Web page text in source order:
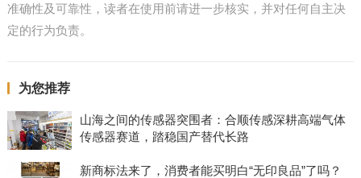
准确性及可靠性，读者在使用前请进一步核实，并对任何自主决
定的行为负责。
为您推荐
山海之间的传感器突围者：合顺传感深耕高端气体
传感器赛道，踏稳国产替代长路
新商标法来了，消费者能买明白“无印良品”了吗？